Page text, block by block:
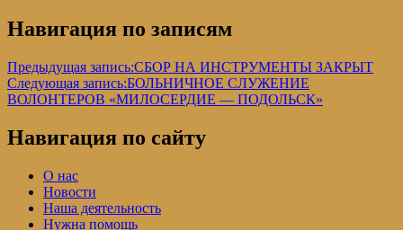
Навигация по записям
Предыдущая запись:СБОР НА ИНСТРУМЕНТЫ ЗАКРЫТ
Следующая запись:БОЛЬНИЧНОЕ СЛУЖЕНИЕ
ВОЛОНТЕРОВ «МИЛОСЕРДИЕ — ПОДОЛЬСК»
Навигация по сайту
О нас
Новости
Наша деятельность
Нужна помощь